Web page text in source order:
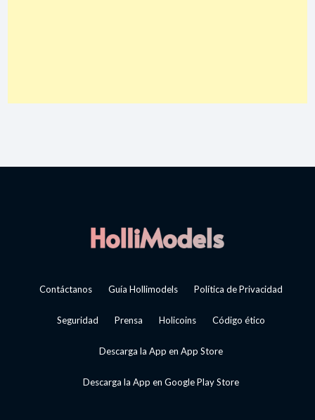
Contáctanos Guía Hollimodels Política de Privacidad
Seguridad Prensa Holicoins Código ético
Descarga la App en App Store
Descarga la App en Google Play Store